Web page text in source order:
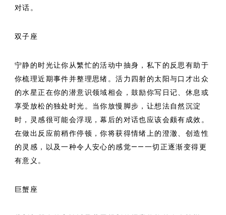
对话。
双子座
宁静的时光让你从繁忙的活动中抽身，私下的反思有助于
你梳理近期事件并整理思绪。活力四射的太阳与口才出众
的水星正在你的潜意识领域相会，鼓励你写日记、休息或
享受放松的独处时光。当你放慢脚步，让想法自然沉淀
时，灵感很可能会浮现，幕后的对话也应该会颇有成效。
在做出反应前稍作停顿，你将获得情绪上的澄澈、创造性
的灵感，以及一种令人安心的感觉——一切正逐渐变得更
有意义。
巨蟹座